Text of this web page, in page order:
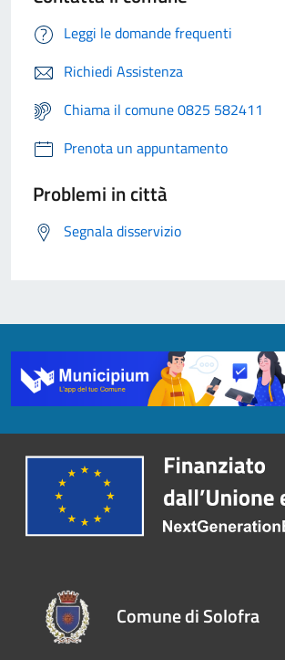
Leggi le domande frequenti
Richiedi Assistenza
Chiama il comune 0825 582411
Prenota un appuntamento
Problemi in città
Segnala disservizio
Comune di Solofra